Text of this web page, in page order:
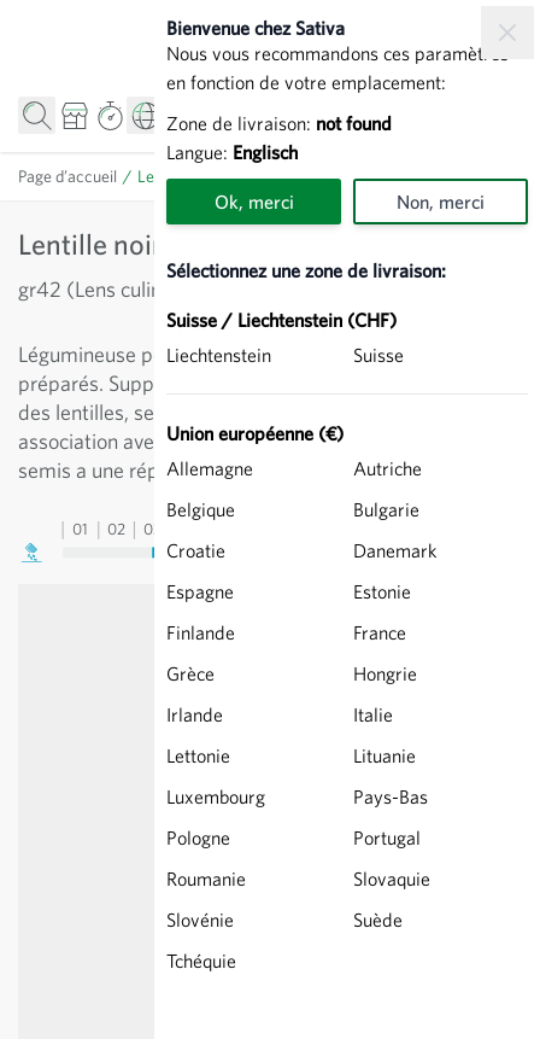
Bienvenue chez Sativa
Nous vous recommandons ces paramètres
en fonction de votre emplacement:
Zone de livraison: not found
Langue: Englisch
Ok, merci Non, merci
Sélectionnez une zone de livraison:
Suisse / Liechtenstein (CHF)
Liechtenstein
Suisse
Union européenne (€)
Allemagne
Autriche
Belgique
Bulgarie
Croatie
Danemark
Espagne
Estonie
Finlande
France
Grèce
Hongrie
Irlande
Italie
Lettonie
Lituanie
Luxembourg
Pays-Bas
Pologne
Portugal
Roumanie
Slovaquie
Slovénie
Suède
Tchéquie
Page d’accueil / Lentille noire Beluga - Engrais vert
Lentille noire Beluga - Engrais vert
gr42 (Lens culinaris)
Légumineuse pour sols maigres, très calcaires et bien
préparés. Supporte la sécheresse. Pour la production
des lentilles, semis dès mars, habituellement en
association avec des céréales. Une forte densité de
semis a une répercussion positive sur le rendement.
01 02 03